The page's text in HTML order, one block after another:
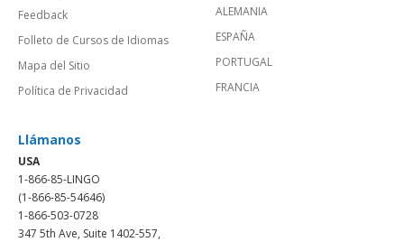
Feedback
Folleto de Cursos de Idiomas
Mapa del Sitio
Política de Privacidad
ALEMANIA
ESPAÑA
PORTUGAL
FRANCIA
Llámanos
USA
1-866-85-LINGO
(1-866-85-54646)
1-866-503-0728
347 5th Ave, Suite 1402-557,